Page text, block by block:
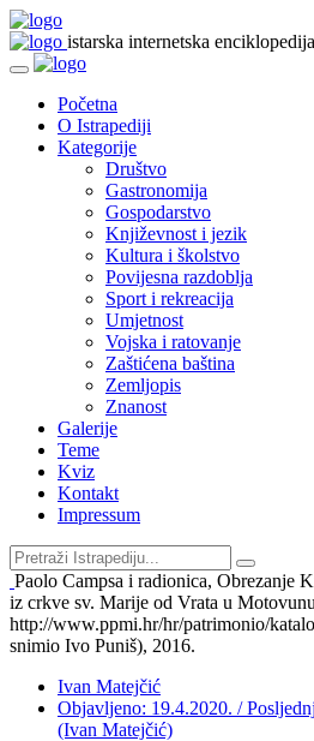
istarska internetska enciklopedija
Početna
O Istrapediji
Kategorije
Društvo
Gastronomija
Gospodarstvo
Književnost i jezik
Kultura i školstvo
Povijesna razdoblja
Sport i rekreacija
Umjetnost
Vojska i ratovanje
Zaštićena baština
Zemljopis
Znanost
Galerije
Teme
Kviz
Kontakt
Impressum
Paolo Campsa i radionica, Obrezanje
iz crkve sv. Marije od Vrata u
http://www.ppmi.hr/hr/patrimonio/
snimio Ivo Puniš), 2016.
Ivan Matejčić
Objavljeno: 19.4.2020. /
(Ivan Matejčić)